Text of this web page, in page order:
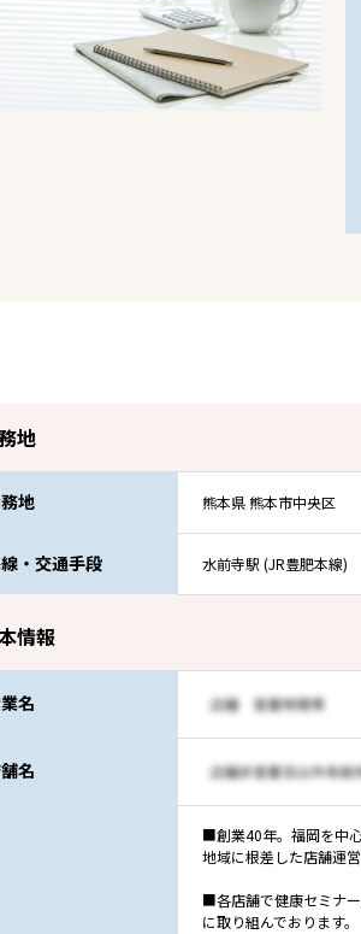
地
地 熊本県 熊本市中央区
・交通手段 水前寺駅 (JR豊肥本線)
情報
名
名
■創業40年。福岡を中
地域に根差した店舗運営
■各店舗で健康セミナ
に取り組んでおります。